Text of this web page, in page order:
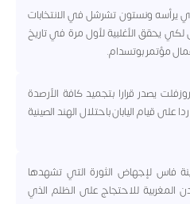
يرأسه ونستون تشرشل في الانتخابات
لكي يحقق الأغلبية لأول مرة في تاريخ
مؤتمر بوتسدام.
روزفلت يصدر قرارا بتجميد كافة الأرصدة
على قيام اليابان باحتلال الهند الصينية
فاس لإجهاض الثورة التي تشهدها
المغربية للاحتجاج على الظلم الذي